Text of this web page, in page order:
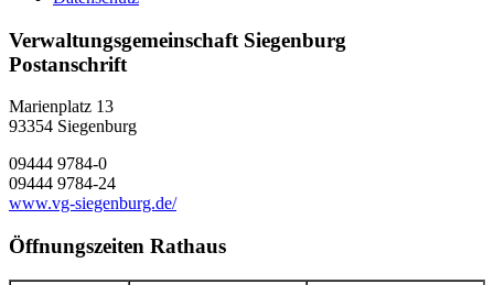
Verwaltungsgemeinschaft Siegenburg
Postanschrift
Marienplatz 13
93354 Siegenburg
09444 9784-0
09444 9784-24
www.vg-siegenburg.de/
Öffnungszeiten Rathaus